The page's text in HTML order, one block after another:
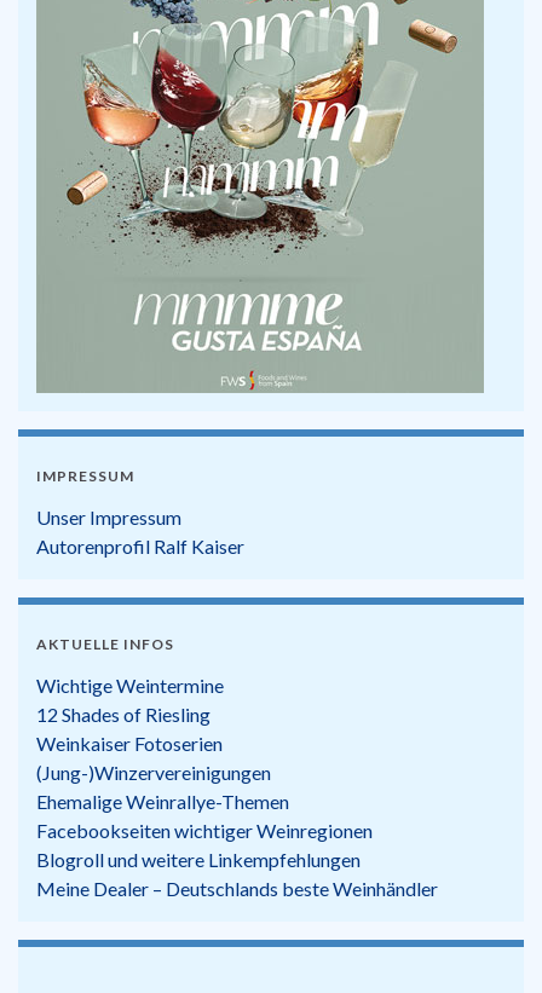
IMPRESSUM
Unser Impressum
Autorenprofil Ralf Kaiser
AKTUELLE INFOS
Wichtige Weintermine
12 Shades of Riesling
Weinkaiser Fotoserien
(Jung-)Winzervereinigungen
Ehemalige Weinrallye-Themen
Facebookseiten wichtiger Weinregionen
Blogroll und weitere Linkempfehlungen
Meine Dealer – Deutschlands beste Weinhändler